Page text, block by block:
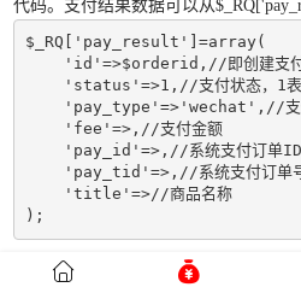
代码。支付结果数据可以从
$_RQ['pay_result']=array(
'id'=>$orderid,//即创建支付
'status'=>1,//支付状态，1表示
'pay_type'=>'wechat',//支
'fee'=>,//支付金额
'pay_id'=>,//系统支付订单ID
'pay_tid'=>,//系统支付订单
'title'=>//商品名称
);